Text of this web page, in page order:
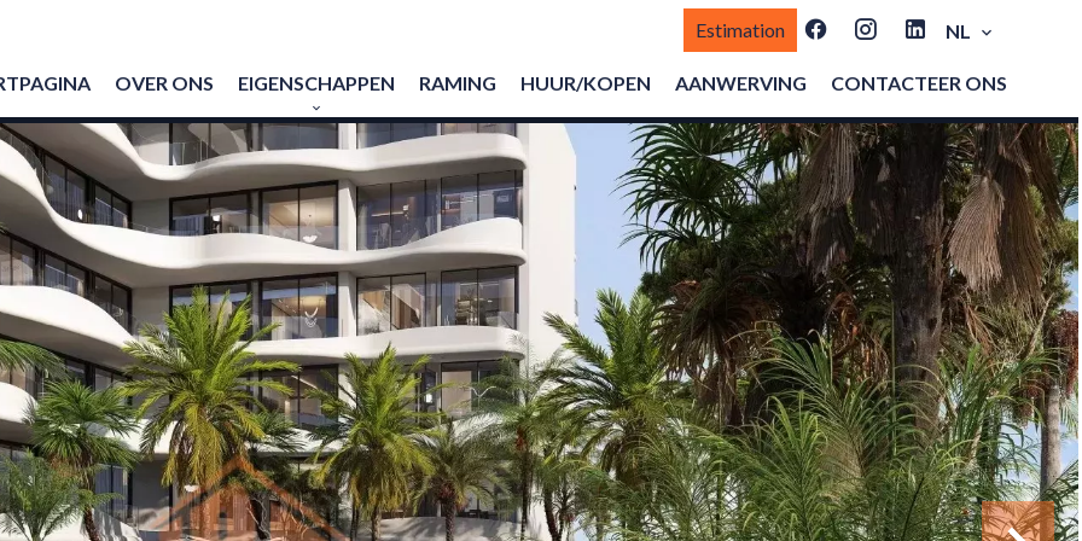
Estimation NL
OVER ONS EIGENSCHAPPEN RAMING HUUR/KOPEN AANWERVING CONTACTEER ONS